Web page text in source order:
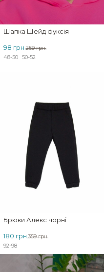
Шапка Шейд фуксія
259 грн.
98 грн.
48-50 50-52
Брюки Алекс чорні
359 грн.
180 грн.
92-98